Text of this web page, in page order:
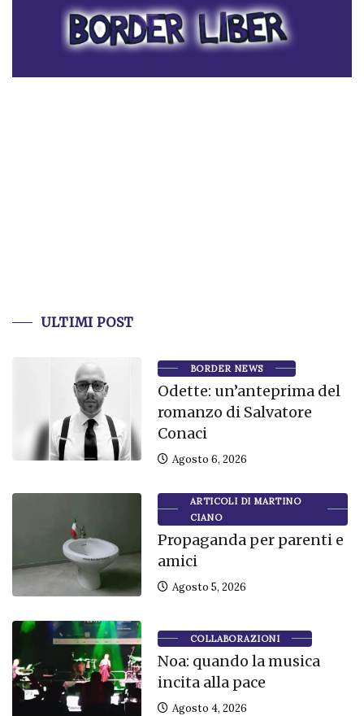
ULTIMI POST
BORDER NEWS
Odette: un’anteprima del
romanzo di Salvatore
Conaci
Agosto 6, 2026
ARTICOLI DI MARTINO
CIANO
Propaganda per parenti e
amici
Agosto 5, 2026
COLLABORAZIONI
Noa: quando la musica
incita alla pace
Agosto 4, 2026